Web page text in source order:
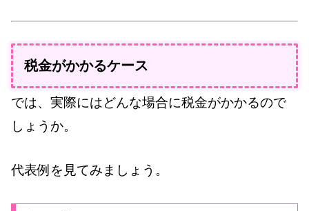
税金がかかるケース
では、実際にはどんな場合に税金がかかるので
しょうか。
代表例を見てみましょう。